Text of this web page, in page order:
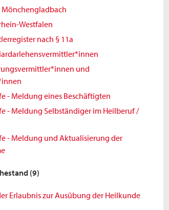
Westfalen
nach § 11a
und
- Meldung eines Beschäftigten
- Meldung Selbständiger im Heilberuf /
- Meldung und Aktualisierung der
(9)
Erlaubnis zur Ausübung der Heilkunde